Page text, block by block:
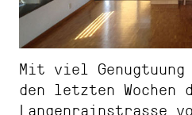
Mit viel
den letzten Wochen
Langenrainstrasse